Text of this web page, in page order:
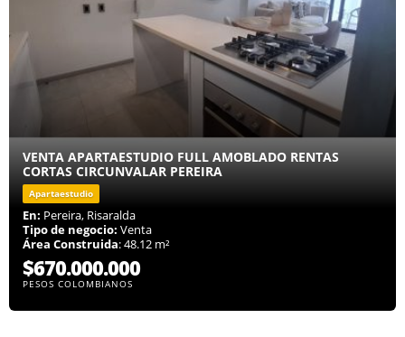
VENTA APARTAESTUDIO FULL AMOBLADO RENTAS
CORTAS CIRCUNVALAR PEREIRA
Apartaestudio
En: Pereira, Risaralda
Tipo de negocio: Venta
Área Construida: 48.12 m²
$670.000.000
PESOS COLOMBIANOS